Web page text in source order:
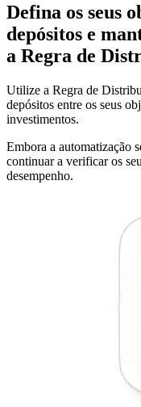
Defina os seus
depósitos e
a Regra de
Utilize a Regra de
depósitos entre os seus
investimentos.
Embora a automatização
continuar a verificar os
desempenho.